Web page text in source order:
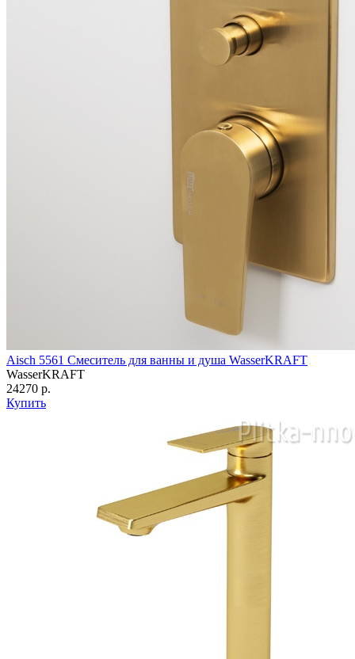
Aisch 5561 Смеситель для ванны и душа WasserKRAFT
WasserKRAFT
24270 р.
Купить